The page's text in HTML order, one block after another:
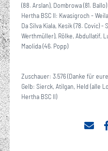
(88. Arslan), Dombrowa (81.
Hertha BSC II: Kwasigroch -
Da Silva Kiala, Kesik (78. Covic)
Werthmüller), Rölke, Abdullatif,
Maolida (46. Popp)
Zuschauer: 3.576 (Danke für
Gelb: Sierck, Atilgan, Held (alle
Hertha BSC II)